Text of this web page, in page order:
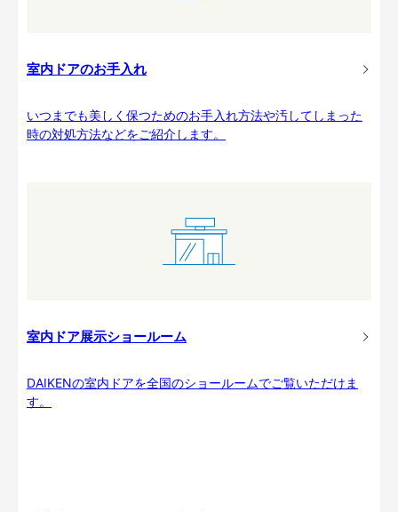
室内ドアのお手入れ
いつまでも美しく保つためのお手入れ方法や汚してしまった
時の対処方法などをご紹介します。
室内ドア展示ショールーム
DAIKENの室内ドアを全国のショールームでご覧いただけま
す。